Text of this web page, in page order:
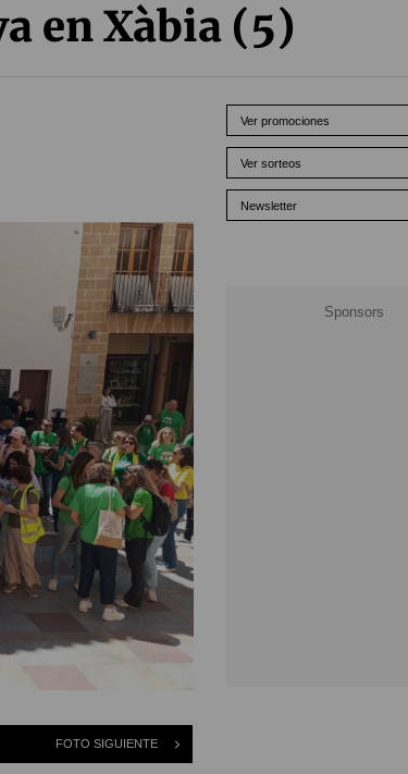
en Xàbia (5)
FOTO SIGUIENTE
Ver promociones
Ver sorteos
Newsletter